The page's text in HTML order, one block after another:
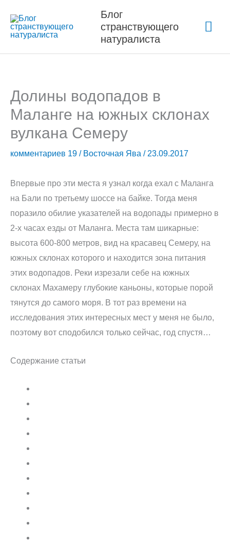
содержимому
Блог
странствующего
натуралиста
Долины водопадов в
Маланге на южных склонах
вулкана Семеру
комментариев 19 / Восточная Ява / 23.09.2017
Впервые про эти места я узнал когда ехал с Маланга
на Бали по третьему шоссе на байке. Тогда меня
поразило обилие указателей на водопады примерно в
2-х часах езды от Маланга. Места там шикарные:
высота 600-800 метров, вид на красавец Семеру, на
южных склонах которого и находится зона питания
этих водопадов. Реки изрезали себе на южных
склонах Махамеру глубокие каньоны, которые порой
тянутся до самого моря. В тот раз времени на
исследования этих интересных мест у меня не было,
поэтому вот сподобился только сейчас, год спустя…
Содержание статьи